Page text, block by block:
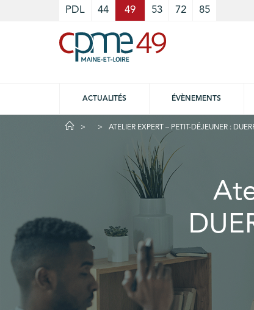
PDL 44 49 53 72 85
ACTUALITÉS ÉVÈNEMENTS
ATELIER EXPERT – PETIT-DÉJEUNER :
Cookies management panel